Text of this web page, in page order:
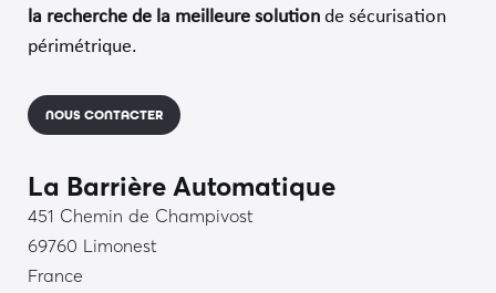
la recherche de la meilleure solutionde sécurisation
périmétrique.
NOUS CONTACTER
La Barrière Automatique
451 Chemin de Champivost
69760 Limonest
France